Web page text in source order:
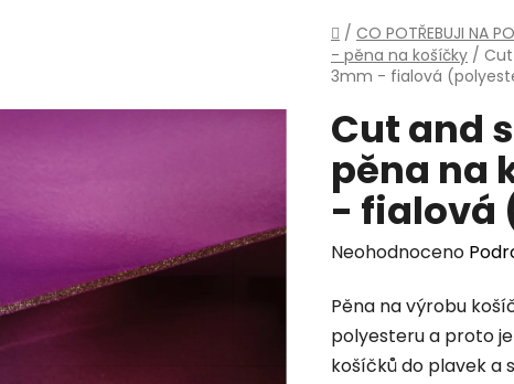
Domů
/ CO POTŘEBUJI NA
- pěna na košíčky /
3mm - fialová
Cut and
pěna na
- fialová
Průměrné
produktu
je
0,0
Neohodnoceno
Pěna na výrobu
polyesteru a proto
košíčků do plavek a